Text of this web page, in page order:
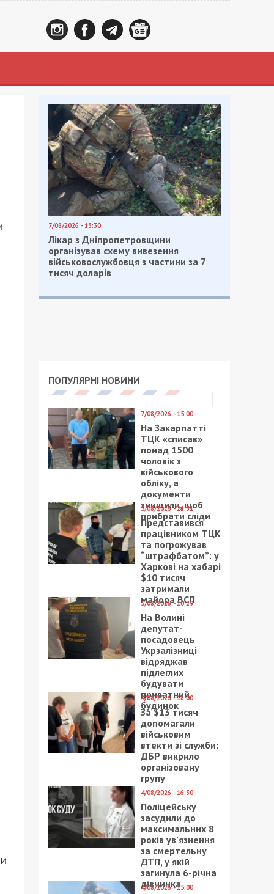
7/08/2026 - 13:30
Лікар з Дніпропетровщини
організував схему вивезення
військовослужбовця з частини за 7
тисяч доларів
ПОПУЛЯРНІ НОВИНИ
7/08/2026 - 15:00
На Закарпатті
ТЦК «списав»
понад 1500
чоловік з
військового
обліку, а
документи
знищили, щоб
прибрати сліди
5/08/2026 - 21:31
Представився
працівником ТЦК
та погрожував
“штрафбатом”: у
Харкові на хабарі
$10 тисяч
затримали
майора ВСП
5/08/2026 - 10:29
На Волині
депутат-
посадовець
Укрзалізниці
відряджав
підлеглих
будувати
приватний
будинок
4/08/2026 - 18:00
За $13 тисяч
допомагали
військовим
втекти зі служби:
ДБР викрило
організовану
групу
4/08/2026 - 16:30
Поліцейську
засудили до
максимальних 8
років ув’язнення
за смертельну
ДТП, у якій
загинула 6-річна
дівчинка
4/08/2026 - 15:00